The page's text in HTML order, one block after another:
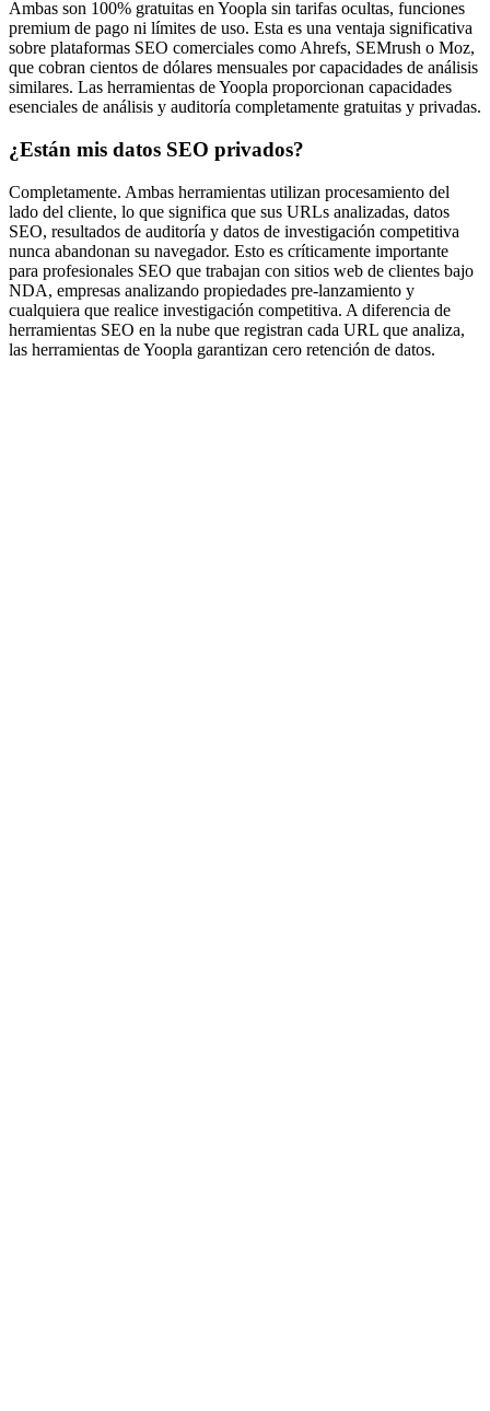
Ambas son 100% gratuitas en Yoopla sin tarifas ocultas, funciones
premium de pago ni límites de uso. Esta es una ventaja significativa
sobre plataformas SEO comerciales como Ahrefs, SEMrush o Moz,
que cobran cientos de dólares mensuales por capacidades de análisis
similares. Las herramientas de Yoopla proporcionan capacidades
esenciales de análisis y auditoría completamente gratuitas y privadas.
¿Están mis datos SEO privados?
Completamente. Ambas herramientas utilizan procesamiento del
lado del cliente, lo que significa que sus URLs analizadas, datos
SEO, resultados de auditoría y datos de investigación competitiva
nunca abandonan su navegador. Esto es críticamente importante
para profesionales SEO que trabajan con sitios web de clientes bajo
NDA, empresas analizando propiedades pre-lanzamiento y
cualquiera que realice investigación competitiva. A diferencia de
herramientas SEO en la nube que registran cada URL que analiza,
las herramientas de Yoopla garantizan cero retención de datos.